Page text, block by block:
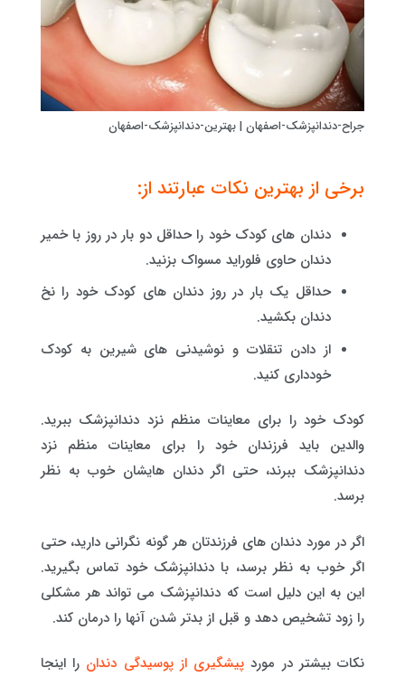
جراح-دندانپزشک-اصفهان | بهترین-دندانپزشک-اصفهان
برخی از بهترین نکات عبارتند از:
دندان های کودک خود را حداقل دو بار در روز با خمیر
دندان حاوی فلوراید مسواک بزنید.
حداقل یک بار در روز دندان های کودک خود را نخ
دندان بکشید.
از دادن تنقلات و نوشیدنی های شیرین به کودک
خودداری کنید.
کودک خود را برای معاینات منظم نزد دندانپزشک ببرید.
والدین باید فرزندان خود را برای معاینات منظم نزد
دندانپزشک ببرند، حتی اگر دندان هایشان خوب به نظر
برسد.
اگر در مورد دندان های فرزندتان هر گونه نگرانی دارید، حتی
اگر خوب به نظر برسد، با دندانپزشک خود تماس بگیرید.
این به این دلیل است که دندانپزشک می تواند هر مشکلی
را زود تشخیص دهد و قبل از بدتر شدن آنها را درمان کند.
نکات بیشتر در مورد پیشگیری از پوسیدگی دندان را اینجا